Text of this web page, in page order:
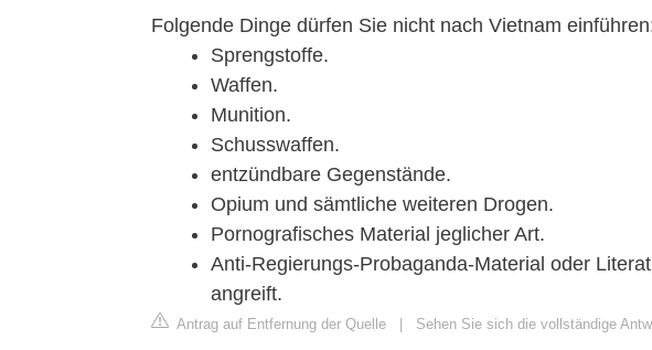
Folgende Dinge dürfen Sie nicht nach Vietnam
Sprengstoffe.
Waffen.
Munition.
Schusswaffen.
entzündbare Gegenstände.
Opium und sämtliche weiteren Drogen.
Pornografisches Material jeglicher Art.
Anti-Regierungs-Probaganda-Material oder
angreift.
Antrag auf Entfernung der Quelle Sehen Sie sich die vollständige